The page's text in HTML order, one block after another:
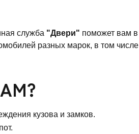
служба "Двери" поможет вам в
разных марок, в том числе
кузова и замков.